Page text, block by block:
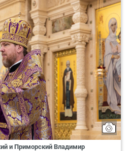
и Приморский Владимир